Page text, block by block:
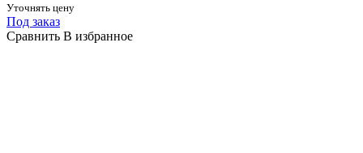
Уточнять цену
Под заказ
Сравнить В избранное